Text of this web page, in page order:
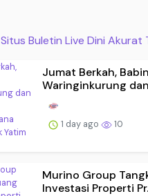
Situs Buletin Live Dini Akurat
Jumat Berkah,
Waringinkurung dan
1 day ago 10
Murino Group
Investasi Properti